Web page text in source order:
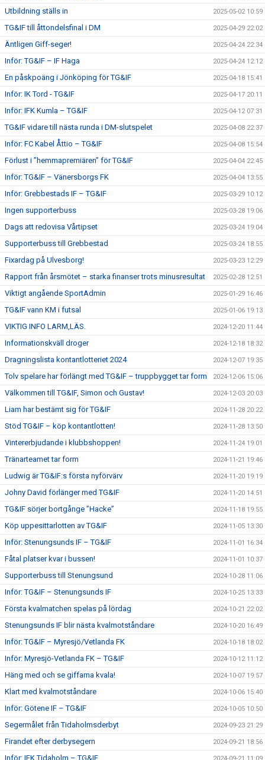
Utbildning ställs in 2025-05-02 10:59
TG&IF till åttondelsfinal i DM 2025-04-29 22:02
Äntligen Giff-seger! 2025-04-24 22:34
Inför: TG&IF – IF Haga 2025-04-24 12:12
En påskpoäng i Jönköping för TG&IF 2025-04-18 15:41
Inför: IK Tord - TG&IF 2025-04-17 20:11
Inför: IFK Kumla – TG&IF 2025-04-12 07:31
TG&IF vidare till nästa runda i DM-slutspelet 2025-04-08 22:37
Inför: FC Kabel Åttio – TG&IF 2025-04-08 15:54
Förlust i ”hemmapremiären” för TG&IF 2025-04-04 22:45
Inför: TG&IF – Vänersborgs FK 2025-04-04 13:55
Inför: Grebbestads IF – TG&IF 2025-03-29 10:12
Ingen supporterbuss 2025-03-28 19:06
Dags att redovisa Vårtipset 2025-03-24 19:04
Supporterbuss till Grebbestad 2025-03-24 18:55
Fixardag på Ulvesborg! 2025-03-23 12:29
Rapport från årsmötet – starka finanser trots minusresultat 2025-02-28 12:51
Viktigt angående SportAdmin 2025-01-29 16:46
TG&IF vann KM i futsal 2025-01-06 19:13
VIKTIG INFO LARM,LÄS. 2024-12-20 11:44
Informationskväll droger 2024-12-18 18:32
Dragningslista kontantlotteriet 2024 2024-12-07 19:35
Tolv spelare har förlängt med TG&IF – truppbygget tar form 2024-12-06 15:06
Välkommen till TG&IF, Simon och Gustav! 2024-12-03 20:03
Liam har bestämt sig för TG&IF 2024-11-28 20:22
Stöd TG&IF – köp kontantlotten! 2024-11-28 13:50
Vintererbjudande i klubbshoppen! 2024-11-24 19:01
Tränarteamet tar form 2024-11-21 19:46
Ludwig är TG&IF:s första nyförvärv 2024-11-20 19:19
Johny David förlänger med TG&IF 2024-11-20 14:51
TG&IF sörjer bortgånge ”Hacke” 2024-11-18 19:55
Köp uppesittarlotten av TG&IF 2024-11-05 13:30
Inför: Stenungsunds IF – TG&IF 2024-11-01 16:34
Fåtal platser kvar i bussen! 2024-11-01 10:37
Supporterbuss till Stenungsund 2024-10-28 11:06
Inför: TG&IF – Stenungsunds IF 2024-10-25 13:33
Första kvalmatchen spelas på lördag 2024-10-21 22:02
Stenungsunds IF blir nästa kvalmotståndare 2024-10-20 16:49
Inför: TG&IF – Myresjö/Vetlanda FK 2024-10-18 18:02
Inför: Myresjö-Vetlanda FK – TG&IF 2024-10-12 11:12
Häng med och se giffarna kvala! 2024-10-07 19:57
Klart med kvalmotståndare 2024-10-06 15:40
Inför: Götene IF – TG&IF 2024-10-05 10:50
Segermålet från Tidaholmsderbyt 2024-09-23 21:29
Firandet efter derbysegern 2024-09-21 18:56
Inför: IFK Tidaholm – TG&IF